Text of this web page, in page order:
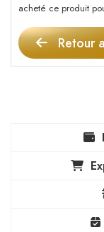
acheté ce produit
Retour